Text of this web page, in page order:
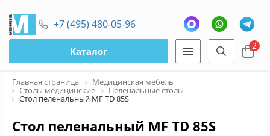
+7 (495) 480-05-96
Каталог 2
Главная страница Медицинская мебель
Столы медицинские Пеленальные столы
Стол пеленальный МF TD 85S
Стол пеленальный МF TD 85S